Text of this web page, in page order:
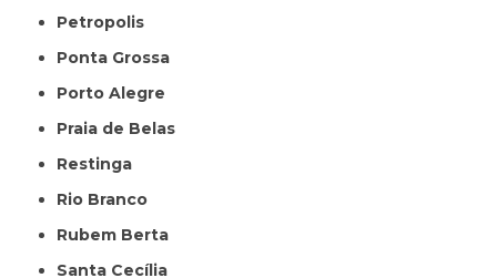
Petropolis
Ponta Grossa
Porto Alegre
Praia de Belas
Restinga
Rio Branco
Rubem Berta
Santa Cecília